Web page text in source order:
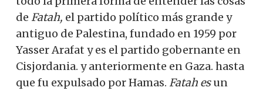
de Fatah, el partido político más grande y
antiguo de Palestina, fundado en 1959 por
Yasser Arafat y es el partido gobernante en
Cisjordania. y anteriormente en Gaza. hasta
que fu expulsado por Hamas. Fatah esun